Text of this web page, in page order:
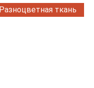
Разноцветная ткань